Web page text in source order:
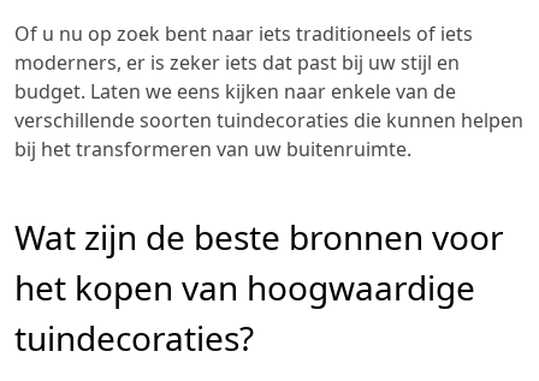
Of u nu op zoek bent naar iets traditioneels of iets
moderners, er is zeker iets dat past bij uw stijl en
budget. Laten we eens kijken naar enkele van de
verschillende soorten tuindecoraties die kunnen helpen
bij het transformeren van uw buitenruimte.
Wat zijn de beste bronnen voor
het kopen van hoogwaardige
tuindecoraties?